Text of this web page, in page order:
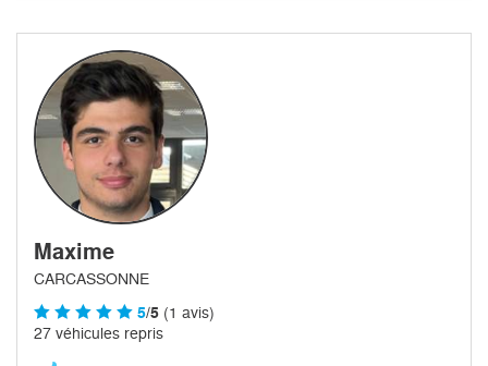
Maxime
CARCASSONNE
5/5 (1 avis)
27 véhicules repris